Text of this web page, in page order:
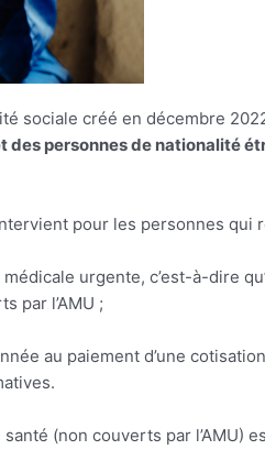
sociale créé en décembre
des personnes de nationalité
pour les personnes qui
médicale urgente, c’est-à-dire
par l’AMU ;
au paiement d’une
(non couverts par l’AMU)